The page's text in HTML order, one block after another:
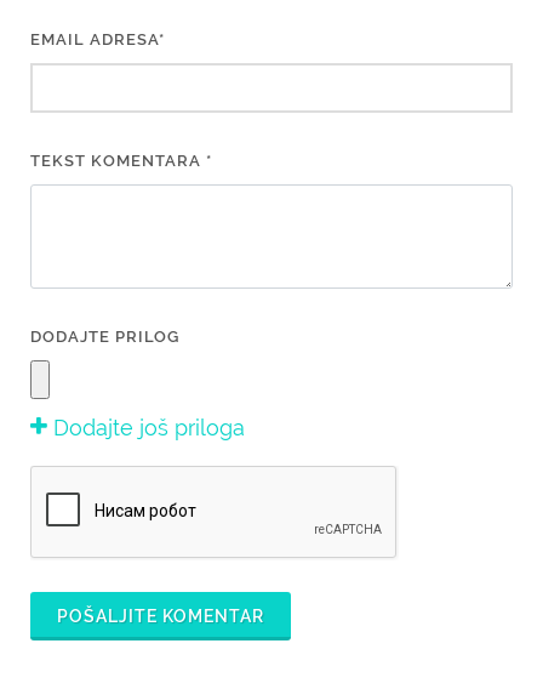
EMAIL ADRESA*
TEKST KOMENTARA *
DODAJTE PRILOG
Dodajte još priloga
POŠALJITE KOMENTAR